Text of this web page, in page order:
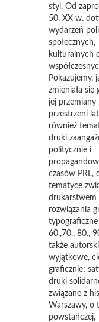
styl. Od
50. XX w.
wydarzeń
społecznych,
kulturalnych
Pokazujemy,
zmieniała się
jej przemiany
przestrzeni
również
druki
politycznie i
czasów PRL,
tematyce
drukarstwem
rozwiązania
60.,70., 80.,
także
wyjątkowe,
graficznie;
druki
związane z
Warszawy, o
powstańczej,